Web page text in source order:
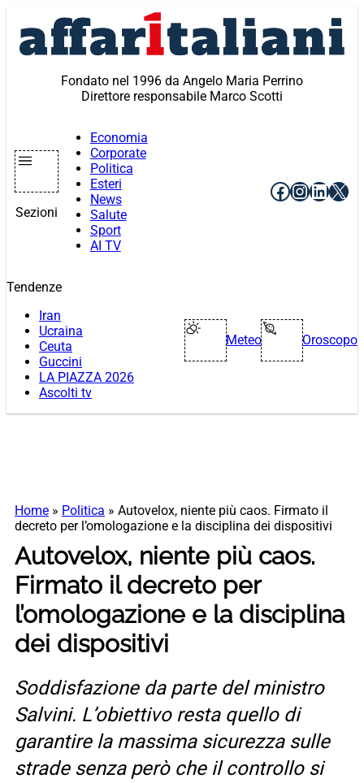
contenuto
Fondato nel 1996 da Angelo Maria Perrino
Direttore responsabile Marco Scotti
Sezioni
Economia
Corporate
Politica
Esteri
News
Salute
Sport
AI TV
Facebook
X
Tendenze
Iran
Ucraina
Ceuta
Guccini
LA PIAZZA 2026
Ascolti tv
Meteo Oroscopo
Home » Politica » Autovelox, niente più caos. Firmato il
decreto per l’omologazione e la disciplina dei dispositivi
Autovelox, niente più caos.
Firmato il decreto per
l’omologazione e la disciplina
dei dispositivi
Soddisfazione da parte del ministro
Salvini. L’obiettivo resta quello di
garantire la massima sicurezza sulle
strade senza però che il controllo si